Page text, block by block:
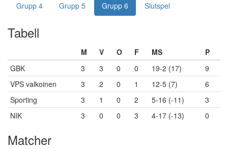
Grupp 4
Grupp 5 Grupp 6 Slutspel
Tabell
M V O F MS
P
GBK
3 3 0 0 19-2 (17)
9
VPS valkoinen
3 2 0 1 12-5 (7)
6
Sporting
3 1 0 2 5-16 (-11)
3
NIK
3 0 0 3 4-17 (-13) 0
Matcher